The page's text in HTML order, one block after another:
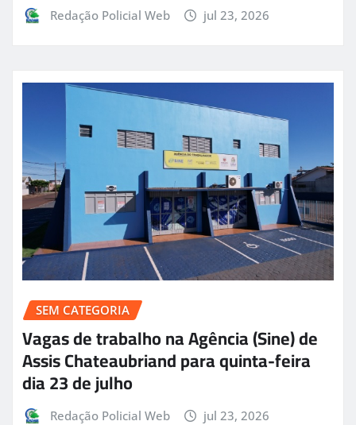
Redação Policial Web jul 23, 2026
SEM CATEGORIA
Vagas de trabalho na Agência (Sine) de
Assis Chateaubriand para quinta-feira
dia 23 de julho
Redação Policial Web jul 23, 2026